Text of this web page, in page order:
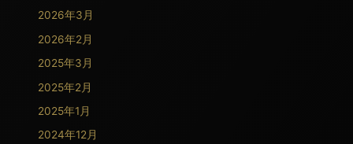
2026年3月
2026年2月
2025年3月
2025年2月
2025年1月
2024年12月